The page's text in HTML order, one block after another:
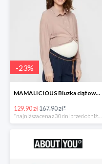
-23%
MAMALICIOUS Bluzka ciążowa -23%
129.90 zł167.90 zł*